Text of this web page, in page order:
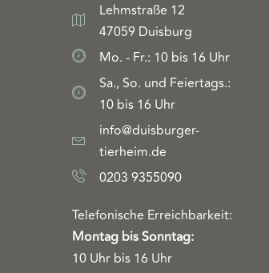
Lehmstraße 12
47059 Duisburg
Mo. - Fr.: 10 bis 16 Uhr
Sa., So. und Feiertags.:
10 bis 16 Uhr
info@duisburger-
tierheim.de
0203 9355090
Telefonische Erreichbarkeit:
Montag bis Sonntag:
10 Uhr bis 16 Uhr